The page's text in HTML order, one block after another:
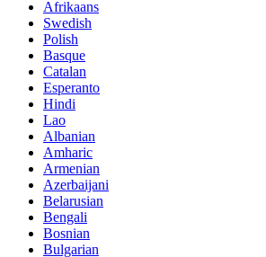
Afrikaans
Swedish
Polish
Basque
Catalan
Esperanto
Hindi
Lao
Albanian
Amharic
Armenian
Azerbaijani
Belarusian
Bengali
Bosnian
Bulgarian